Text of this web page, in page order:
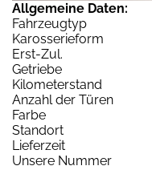
Allgemeine Daten:
Fahrzeugtyp
Karosserieform
Erst-Zul.
Getriebe
Kilometerstand
Anzahl der Türen
Farbe
Standort
Lieferzeit
Unsere Nummer